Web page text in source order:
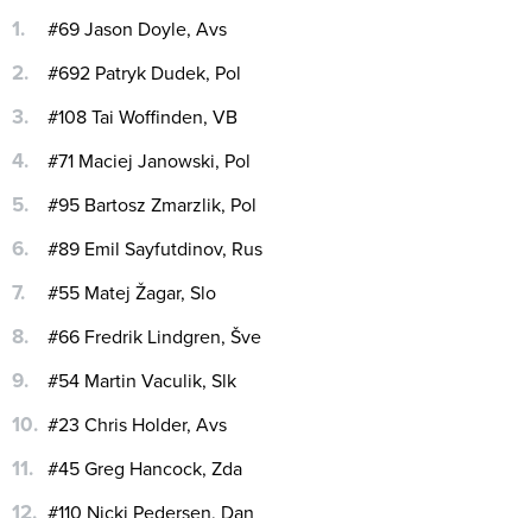
#69 Jason Doyle, Avs
#692 Patryk Dudek, Pol
#108 Tai Woffinden, VB
#71 Maciej Janowski, Pol
#95 Bartosz Zmarzlik, Pol
#89 Emil Sayfutdinov, Rus
#55 Matej Žagar, Slo
#66 Fredrik Lindgren, Šve
#54 Martin Vaculik, Slk
#23 Chris Holder, Avs
#45 Greg Hancock, Zda
#110 Nicki Pedersen, Dan